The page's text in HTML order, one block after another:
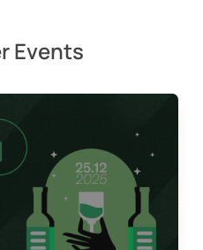
Events